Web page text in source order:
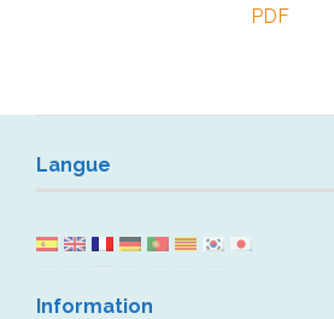
PDF
Langue
Information